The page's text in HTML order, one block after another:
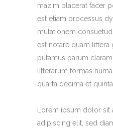
mazim placerat facer
est etiam processus
mutationem
est notare quam littera
putamus parum
litterarum formas
quarta decima et
Lorem ipsum dolor sit
adipiscing elit, sed